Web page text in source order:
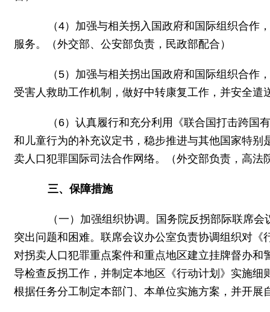
（4）加强与相关拐入国政府和国际组织合作，
服务。（外交部、公安部负责，民政部配合）
（5）加强与相关拐出国政府和国际组织合作，
受害人救助工作机制，做好中转康复工作，并安全
（6）认真履行和充分利用《联合国打击跨国有
和儿童行为的补充议定书，稳步推进与其他国家特
卖人口犯罪国际司法合作网络。（外交部负责，高法
三、保障措施
（一）加强组织协调。国务院反拐部际联席会
突出问题和困难。联席会议办公室负责协调组织对
对拐卖人口犯罪重点案件和重点地区建立挂牌督办
导检查反拐工作，并制定本地区《行动计划》实施
根据任务分工制定本部门、本单位实施方案，并开展